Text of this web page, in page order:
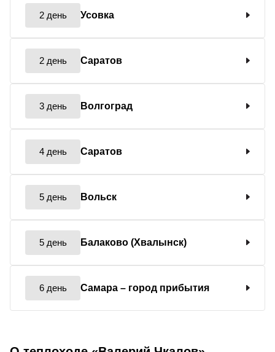
2 день Усовка
2 день Саратов
3 день Волгоград
4 день Саратов
5 день Вольск
5 день Балаково (Хвалынск)
6 день Самара – город прибытия